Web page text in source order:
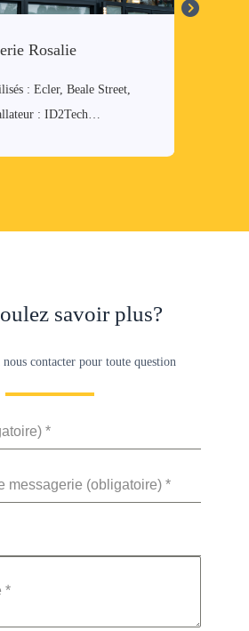
Rosalie
: Ecler, Beale Street,
: ID2Tech…
savoir plus?
nous contacter pour toute question
*
messagerie (obligatoire) *
*